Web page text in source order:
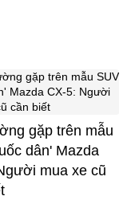
gặp trên mẫu
dân' Mazda
mua xe cũ